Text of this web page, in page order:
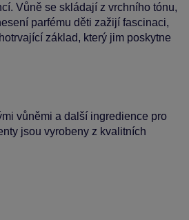
Vůně se skládají z vrchního tónu,
parfému děti zažijí fascinaci,
základ, který jim poskytne
vůněmi a další ingredience pro
jsou vyrobeny z kvalitních